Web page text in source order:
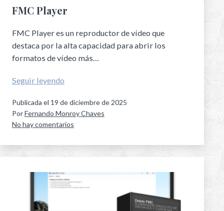
FMC Player
FMC Player es un reproductor de vídeo que
destaca por la alta capacidad para abrir los
formatos de vídeo más…
Seguir leyendo
Publicada el 19 de diciembre de 2025
PorFernando Monroy Chaves
No hay comentarios